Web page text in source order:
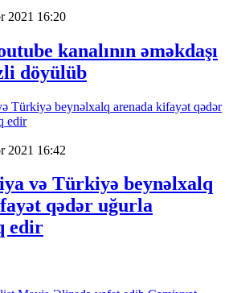
2021 16:20
kanalının əməkdaşı
döyülüb
2021 16:42
və Türkiyə beynəlxalq
qədər uğurla
edir